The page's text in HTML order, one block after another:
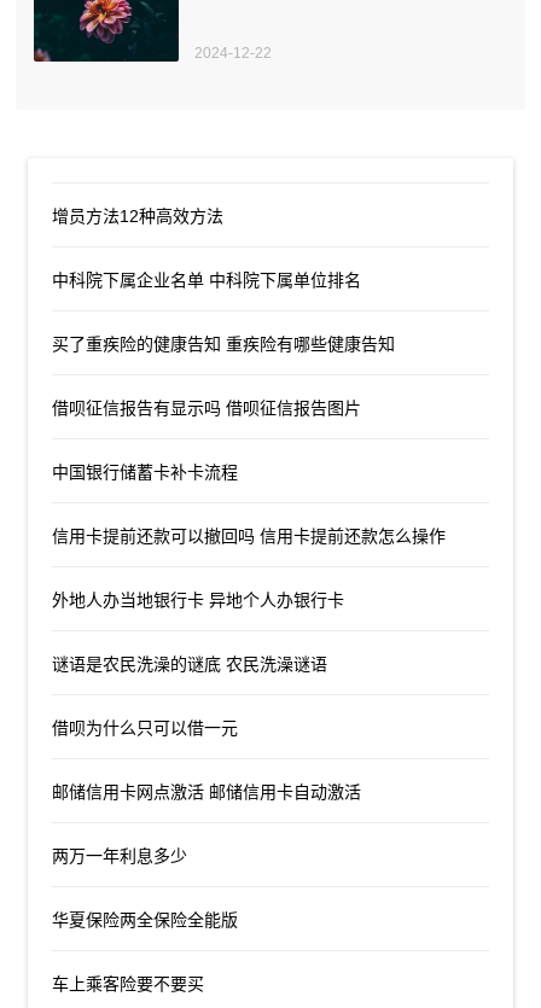
2024-12-22
增员方法12种高效方法
中科院下属企业名单 中科院下属单位排名
买了重疾险的健康告知 重疾险有哪些健康告知
借呗征信报告有显示吗 借呗征信报告图片
中国银行储蓄卡补卡流程
信用卡提前还款可以撤回吗 信用卡提前还款怎么操作
外地人办当地银行卡 异地个人办银行卡
谜语是农民洗澡的谜底 农民洗澡谜语
借呗为什么只可以借一元
邮储信用卡网点激活 邮储信用卡自动激活
两万一年利息多少
华夏保险两全保险全能版
车上乘客险要不要买